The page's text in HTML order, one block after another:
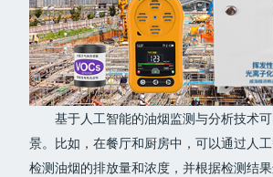
基于人工智能的油烟监测与分析技术
景。比如，在餐厅和厨房中，可以通过人
检测油烟的排放量和浓度，并根据检测结